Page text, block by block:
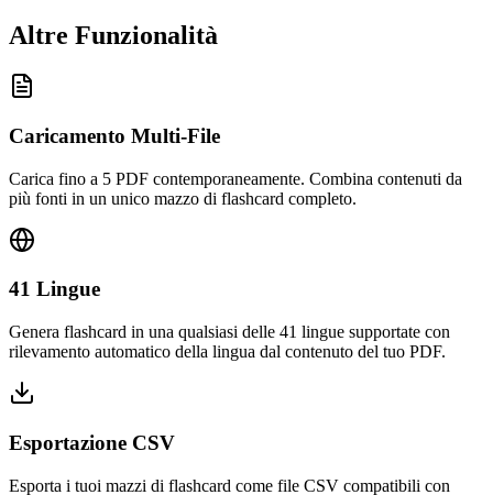
Altre Funzionalità
Caricamento Multi-File
Carica fino a 5 PDF contemporaneamente. Combina contenuti da
più fonti in un unico mazzo di flashcard completo.
41 Lingue
Genera flashcard in una qualsiasi delle 41 lingue supportate con
rilevamento automatico della lingua dal contenuto del tuo PDF.
Esportazione CSV
Esporta i tuoi mazzi di flashcard come file CSV compatibili con